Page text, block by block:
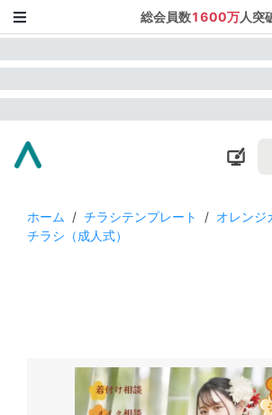
総会員数1600万人突
ホーム / チラシテンプレート / オレンジ
チラシ（成人式）